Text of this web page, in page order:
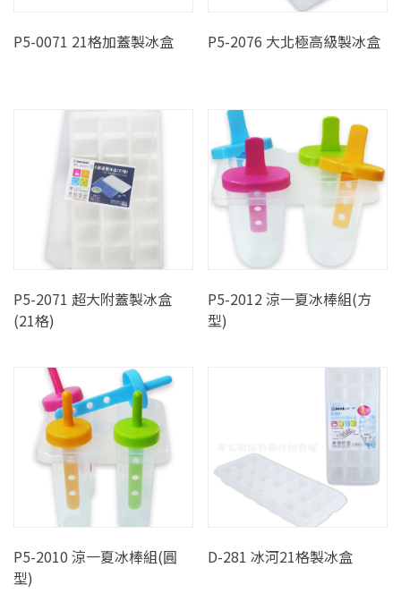
P5-0071 21格加蓋製冰盒 P5-2076 大北極高級製冰盒
P5-2071 超大附蓋製冰盒
(21格)
P5-2012 涼一夏冰棒組(方
型)
P5-2010 涼一夏冰棒組(圓
型)
D-281 冰河21格製冰盒